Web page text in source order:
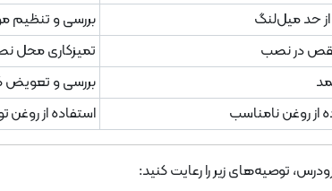
حد میل‌لنگ
بررسی و
نقص در نصب
تمیزکاری محل
بررسی و تعویض
از روغن نامناسب استفاده از
توصیه‌های زیر را رعایت کنید: